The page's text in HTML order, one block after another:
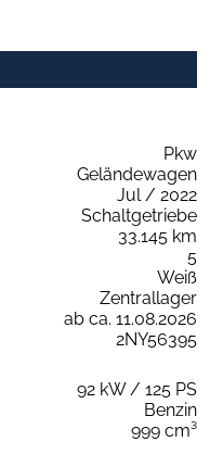
Pkw
Geländewagen
Jul / 2022
Schaltgetriebe
33.145 km
5
Weiß
Zentrallager
ab ca. 11.08.2026
2NY56395
92 kW / 125 PS
Benzin
999 cm³